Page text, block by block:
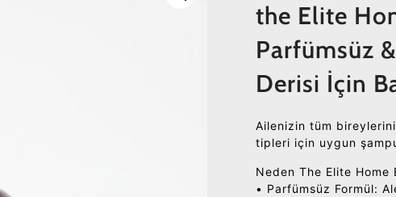
the Elite
Parfümsüz
Derisi İçin
Ailenizin tüm
tipleri için uygun
Neden The Elite Home
• Parfümsüz Formül: